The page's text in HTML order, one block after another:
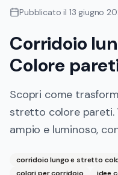
Pubblicato il 13 giugno
Corridoio
Colore
Scopri come
stretto colore pareti.
ampio e luminoso,
corridoio lungo e stretto